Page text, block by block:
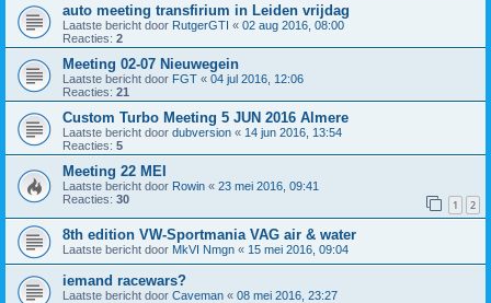
auto meeting transfirium in Leiden vrijdag
Laatste bericht door RutgerGTI « 02 aug 2016, 08:00
Reacties: 2
Meeting 02-07 Nieuwegein
Laatste bericht door FGT « 04 jul 2016, 12:06
Reacties: 21
Custom Turbo Meeting 5 JUN 2016 Almere
Laatste bericht door dubversion « 14 jun 2016, 13:54
Reacties: 5
Meeting 22 MEI
Laatste bericht door Rowin « 23 mei 2016, 09:41
Reacties: 30 1 2
8th edition VW-Sportmania VAG air & water
Laatste bericht door MkVI Nmgn « 15 mei 2016, 09:04
iemand racewars?
Laatste bericht door Caveman « 08 mei 2016, 23:27